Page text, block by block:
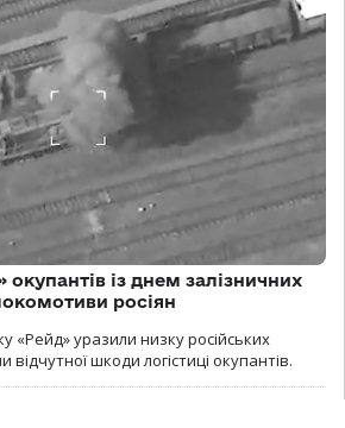
окупантів із днем залізничних
росіян
«Рейд» уразили низку російських
шкоди логістиці окупантів.